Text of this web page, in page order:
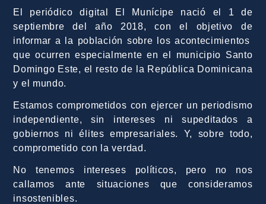
El periódico digital El Munícipe nació el 1 de
septiembre del año 2018, con el objetivo de
informar a la población sobre los acontecimientos
que ocurren especialmente en el municipio Santo
Domingo Este, el resto de la República Dominicana
y el mundo.
Estamos comprometidos con ejercer un periodismo
independiente, sin intereses ni supeditados a
gobiernos ni élites empresariales. Y, sobre todo,
comprometido con la verdad.
No tenemos intereses políticos, pero no nos
callamos ante situaciones que consideramos
insostenibles.